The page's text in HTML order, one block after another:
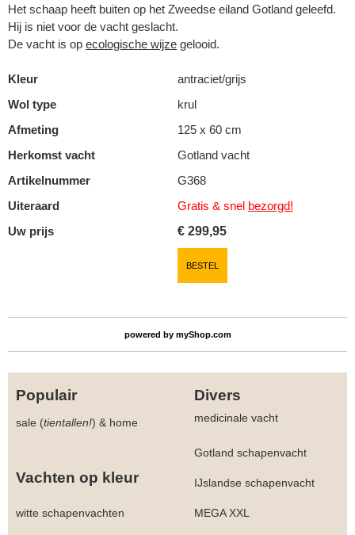
Het schaap heeft buiten op het Zweedse eiland Gotland geleefd.
Hij is niet voor de vacht geslacht.
De vacht is op ecologische wijze gelooid.
Kleur
antraciet/grijs
Wol type
krul
Afmeting
125 x 60 cm
Herkomst vacht
Gotland vacht
Artikelnummer
G368
Uiteraard
Gratis & snel bezorgd!
Uw prijs
€ 299,95
BESTEL
powered by myShop.com
Populair Divers
sale (tientallen!) & home medicinale vacht
Gotland schapenvacht
Vachten op kleur IJslandse schapenvacht
witte schapenvachten MEGA XXL